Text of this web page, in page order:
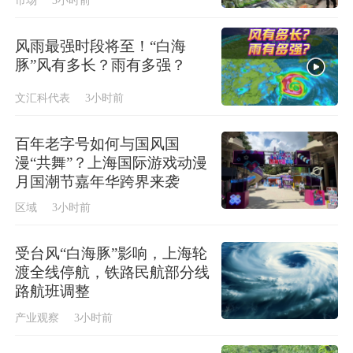
风雨最强时段将至！“白海
豚”风有多长？雨有多强？
文汇科代表 3小时前
百年老字号如何与国风国
漫“共舞”？上海国际游戏动漫
月国潮节嘉年华跨界来袭
区域 3小时前
受台风“白海豚”影响，上海轮
渡全线停航，铁路民航部分线
路航班调整
产业观察 3小时前